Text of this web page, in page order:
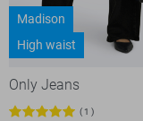
Madison
High waist
Only Jeans
1